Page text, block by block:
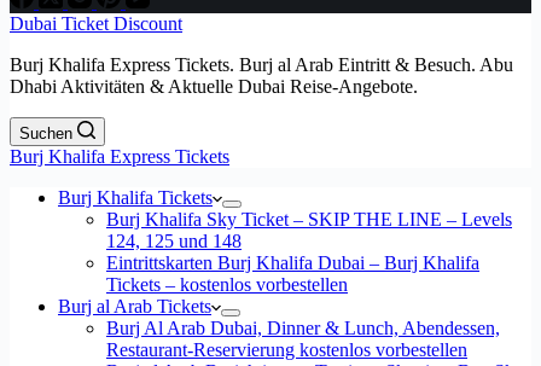
Dubai Ticket Discount
Burj Khalifa Express Tickets. Burj al Arab Eintritt & Besuch. Abu
Dhabi Aktivitäten & Aktuelle Dubai Reise-Angebote.
Suchen
Burj Khalifa Express Tickets
Burj Khalifa Tickets
Burj Khalifa Sky Ticket – SKIP THE LINE – Levels
124, 125 und 148
Eintrittskarten Burj Khalifa Dubai – Burj Khalifa
Tickets – kostenlos vorbestellen
Burj al Arab Tickets
Burj Al Arab Dubai, Dinner & Lunch, Abendessen,
Restaurant-Reservierung kostenlos vorbestellen